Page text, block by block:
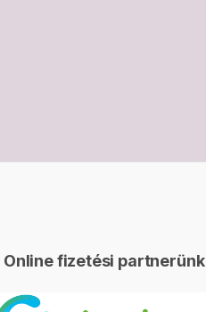
Online fizetési partnerünk